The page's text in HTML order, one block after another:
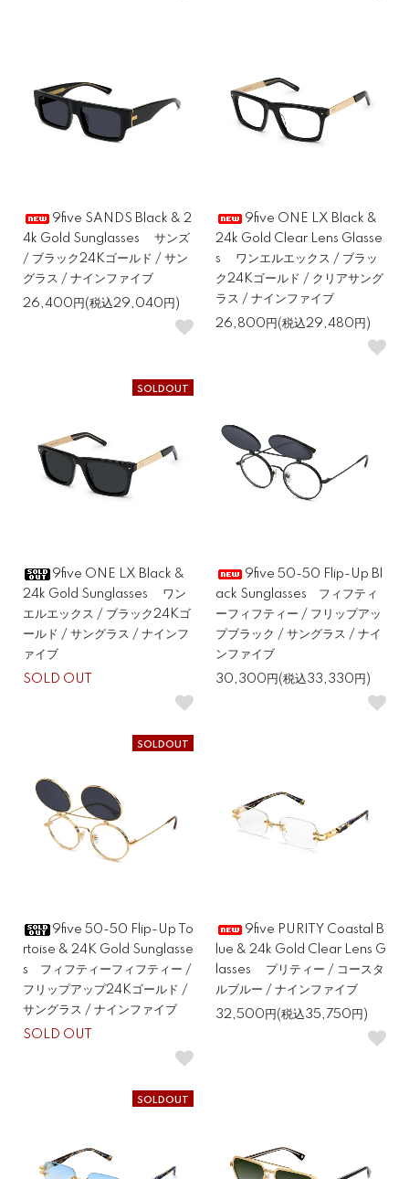
9five SANDS Black & 2
4k Gold Sunglasses サンズ
/ ブラック24Kゴールド / サン
グラス / ナインファイブ
26,400円(税込29,040円)
9five ONE LX Black &
24k Gold Clear Lens Glasse
s ワンエルエックス / ブラッ
ク24Kゴールド / クリアサング
ラス / ナインファイブ
26,800円(税込29,480円)
SOLDOUT
9five ONE LX Black &
24k Gold Sunglasses ワン
エルエックス / ブラック24Kゴ
ールド / サングラス / ナインフ
ァイブ
SOLD OUT
9five 50-50 Flip-Up Bl
ack Sunglasses フィフティ
ーフィフティー / フリップアッ
プブラック / サングラス / ナイ
ンファイブ
30,300円(税込33,330円)
SOLDOUT
9five 50-50 Flip-Up To
rtoise & 24K Gold Sunglasse
s フィフティーフィフティー /
フリップアップ24Kゴールド /
サングラス / ナインファイブ
SOLD OUT
9five PURITY Coastal B
lue & 24k Gold Clear Lens G
lasses プリティー / コースタ
ルブルー / ナインファイブ
32,500円(税込35,750円)
SOLDOUT